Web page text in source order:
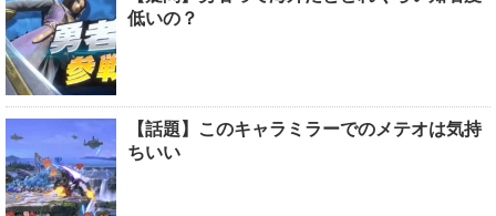
低いの？
【話題】このキャラミラーでのメテオは気持
ちいい